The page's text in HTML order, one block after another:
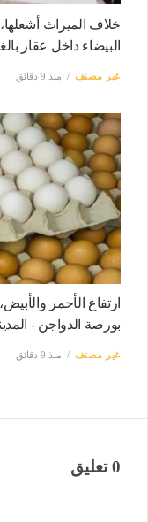
البيضاء داخل عقار
غير مصنف منذ 9 دقائق
ارتفاع الأحمر
بورصة الدواجن -
غير مصنف منذ 9 دقائق
0 تعليق